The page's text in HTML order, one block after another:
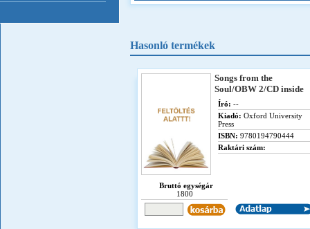
Hasonló termékek
Songs from the
Soul/OBW 2/CD inside
Író: --
Kiadó: Oxford University
Press
ISBN: 9780194790444
Raktári szám:
Bruttó egységár
1800